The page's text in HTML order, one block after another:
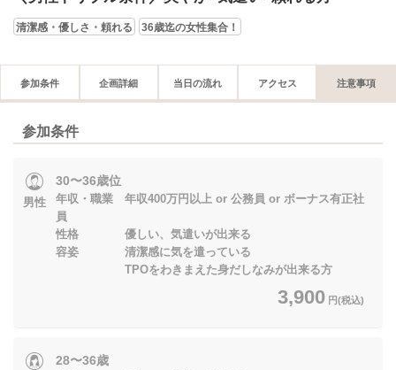
清潔感・優しさ・頼れる 36歳迄の女性集合！
参加条件 企画詳細 当日の流れ アクセス 注意事項
参加条件
男性
30〜36歳位
年収・職業 年収400万円以上 or 公務員 or ボーナス有正社
員
性格 優しい、気遣いが出来る
容姿 清潔感に気を遣っている
TPOをわきまえた身だしなみが出来る方
3,900 円(税込)
28〜36歳